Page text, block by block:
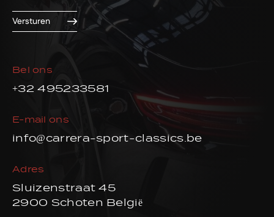
Versturen
Bel ons
+32 495233581
E-mail ons
info@carrera-sport-classics.be
Adres
Sluizenstraat 45
2900 Schoten België